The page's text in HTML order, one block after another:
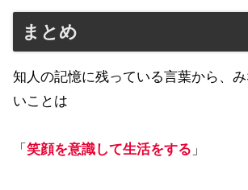
まとめ
知人の記憶に残っている言葉から、
いことは
「 笑顔を意識して生活をする 」